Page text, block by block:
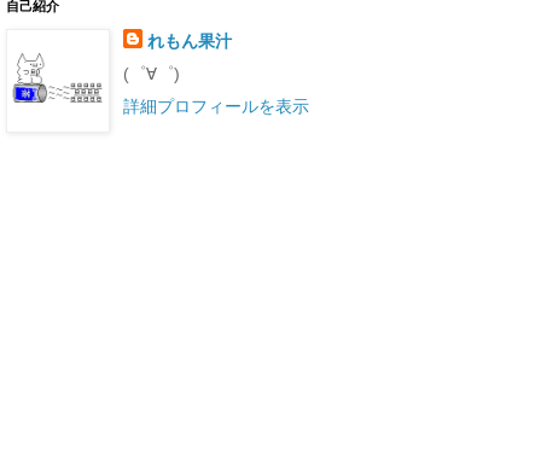
自己紹介
れもん果汁
(゜∀゜)
詳細プロフィールを表示